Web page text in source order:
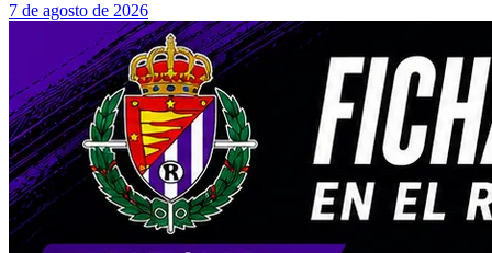
7 de agosto de 2026